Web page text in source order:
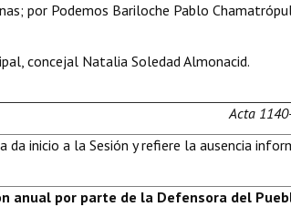
por Podemos Bariloche Pablo
concejal Natalia Soledad Almonacid.
Acta
da inicio a la Sesión y refiere la ausencia
anual por parte de la Defensora del